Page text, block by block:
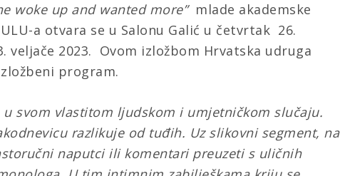
woke up and wanted more” mlade akademske
a otvara se u Salonu Galić u četvrtak 26.
. veljače 2023. Ovom izložbom Hrvatska udruga
program.
svom vlastitom ljudskom i umjetničkom slučaju.
razlikuje od tuđih. Uz slikovni segment, na
naputci ili komentari preuzeti s uličnih